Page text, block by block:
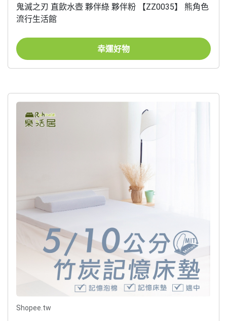
鬼滅之刃 直飲水壺 夥伴綠 夥伴粉 【ZZ0035】 熊角色
流行生活館
幸運好物
Shopee.tw